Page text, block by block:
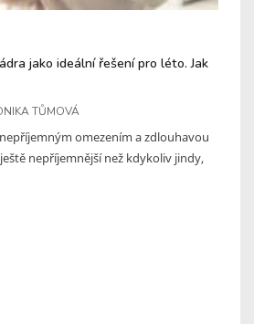
jako ideální řešení pro léto. Jak
TŮMOVÁ
omezením a zdlouhavou
nepříjemnější než kdykoliv jindy,